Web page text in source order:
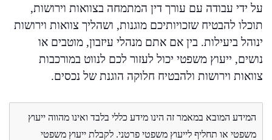
על ידי עבודה עם עורך דין המתמחה בצוואות וירושות,
תוכלו להבטיח שזכויותיכם מוגנות, ושהליך צוואות וירושות
ינוהל ביעילות. בין אם אתם מנהלי עיזבון, מוטבים או
נושים, ייעוץ משפטי יכול לעזור לכם לנווט במורכבות
צוואות וירושות ולהבטיח חלוקה הוגנת של נכסים.
המידע המובא במאמר זה הינו מידע כללי בלבד ואינו מהווה ייעוץ
משפטי או תחליף לייעוץ משפטי פרטני. לקבלת ייעוץ משפטי